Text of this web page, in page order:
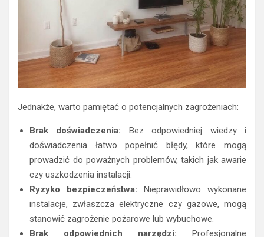
Jednakże, warto pamiętać o potencjalnych zagrożeniach:
Brak doświadczenia: Bez odpowiedniej wiedzy i
doświadczenia łatwo popełnić błędy, które mogą
prowadzić do poważnych problemów, takich jak awarie
czy uszkodzenia instalacji.
Ryzyko bezpieczeństwa: Nieprawidłowo wykonane
instalacje, zwłaszcza elektryczne czy gazowe, mogą
stanowić zagrożenie pożarowe lub wybuchowe.
Brak odpowiednich narzędzi: Profesjonalne